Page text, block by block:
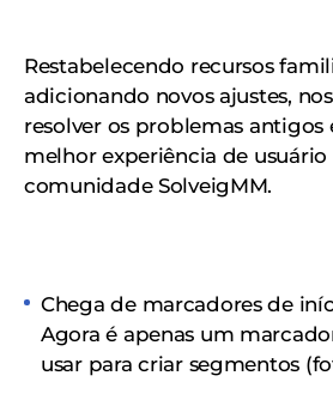
Restabelecendo recursos
adicionando novos ajustes,
resolver os problemas antigos
melhor experiência de usuário
comunidade SolveigMM.
Chega de marcadores de
Agora é apenas um
usar para criar segmentos